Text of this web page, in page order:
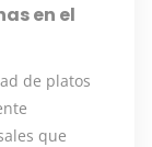
en el
de platos
que